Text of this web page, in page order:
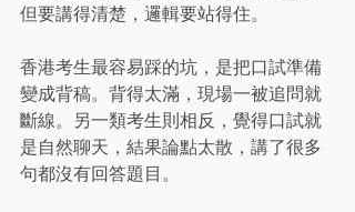
但要講得清楚，邏輯要站得住。
香港考生最容易踩的坑，是把口試準備
變成背稿。背得太滿，現場一被追問就
斷線。另一類考生則相反，覺得口試就
是自然聊天，結果論點太散，講了很多
句都沒有回答題目。